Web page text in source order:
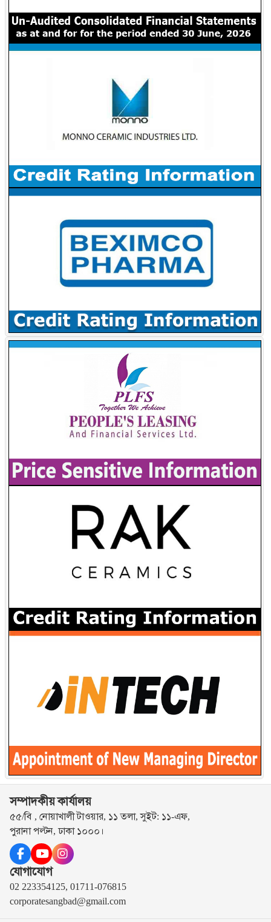
সম্পাদকীয় কার্যালয়
৫৫/বি , নোয়াখালী টাওয়ার, ১১ তলা, সুইট: ১১-এফ,
পুরানা পল্টন, ঢাকা ১০০০।
যোগাযোগ
02 223354125, 01711-076815
corporatesangbad@gmail.com